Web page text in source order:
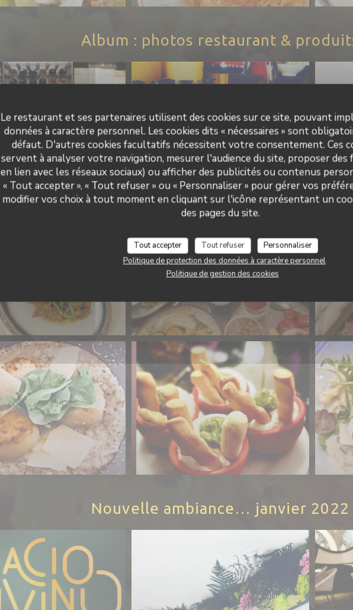
Le restaurant et ses partenaires utilisent des cookies sur ce site, pouvant
données à caractère personnel. Les cookies dits « nécessaires » sont
défaut. D'autres cookies facultatifs nécessitent votre consentement. Ces
servent à analyser votre navigation, mesurer l'audience du site, proposer
en lien avec les réseaux sociaux) ou afficher des publicités ou contenus
« Tout accepter », « Tout refuser » ou « Personnaliser » pour gérer vos
modifier vos choix à tout moment en cliquant sur l'icône représentant un
des pages du site.
Tout accepter Tout refuser
Personnaliser
Politique de protection des données à caractère personnel
Politique de gestion des cookies
Album : photos restaurant &
Vinothèque
BRUNCH (uniquement le
dimanche midi)
Nouvelle ambiance… janvier 2022